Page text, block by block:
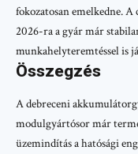
fokozatosan emelkedne. A
2026-ra a gyár már
munkahelyteremtéssel is
Összegzés
A debreceni
modulgyártósor már
üzemindítás a hatósági